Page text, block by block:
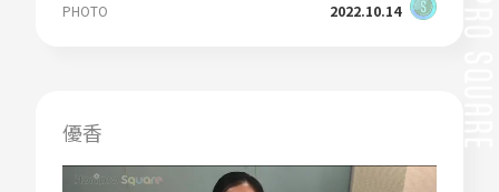
PHOTO 2022.10.14
優香